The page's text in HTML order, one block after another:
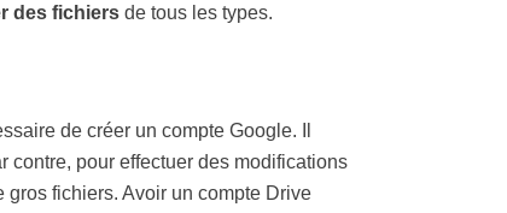
des fichiers de tous les types.
de créer un compte Google. Il
contre, pour effectuer des modifications
gros fichiers. Avoir un compte Drive